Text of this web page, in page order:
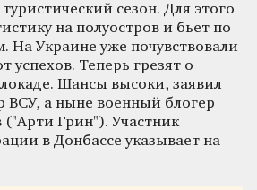
сезон. Для этого
на полуостров и бьет по
На Украине уже почувствовали
успехов. Теперь грезят о
Шансы высоки, заявил
ВСУ, а ныне военный блогер
("Арти Грин"). Участник
в Донбассе указывает на